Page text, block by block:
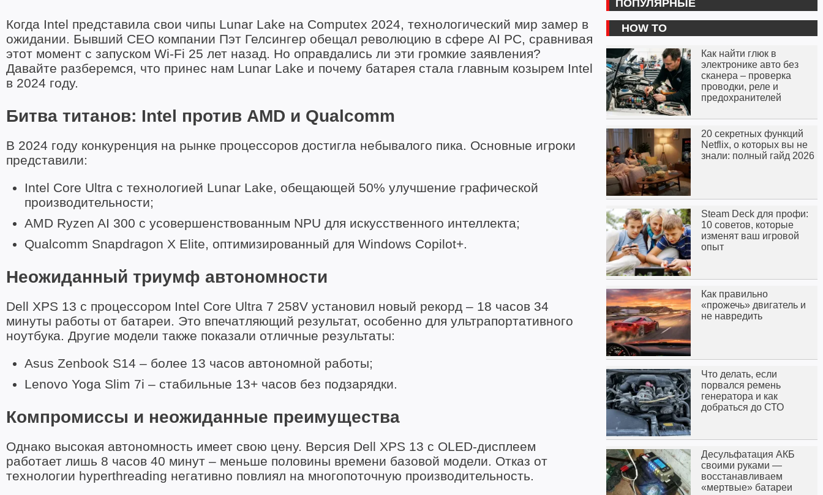
Когда Intel представила свои чипы Lunar Lake на Computex 2024, технологический мир замер в
ожидании. Бывший CEO компании Пэт Гелсингер обещал революцию в сфере AI PC, сравнивая
этот момент с запуском Wi-Fi 25 лет назад. Но оправдались ли эти громкие заявления?
Давайте разберемся, что принес нам Lunar Lake и почему батарея стала главным козырем Intel
в 2024 году.
Битва титанов: Intel против AMD и Qualcomm
В 2024 году конкуренция на рынке процессоров достигла небывалого пика. Основные игроки
представили:
Intel Core Ultra с технологией Lunar Lake, обещающей 50% улучшение графической
производительности;
AMD Ryzen AI 300 с усовершенствованным NPU для искусственного интеллекта;
Qualcomm Snapdragon X Elite, оптимизированный для Windows Copilot+.
Неожиданный триумф автономности
Dell XPS 13 с процессором Intel Core Ultra 7 258V установил новый рекорд – 18 часов 34
минуты работы от батареи. Это впечатляющий результат, особенно для ультрапортативного
ноутбука. Другие модели также показали отличные результаты:
Asus Zenbook S14 – более 13 часов автономной работы;
Lenovo Yoga Slim 7i – стабильные 13+ часов без подзарядки.
Компромиссы и неожиданные преимущества
Однако высокая автономность имеет свою цену. Версия Dell XPS 13 с OLED-дисплеем
работает лишь 8 часов 40 минут – меньше половины времени базовой модели. Отказ от
технологии hyperthreading негативно повлиял на многопоточную производительность.
ПОПУЛЯРНЫЕ
HOW TO
Как найти глюк в
электронике авто без
сканера – проверка
проводки, реле и
предохранителей
20 секретных функций
Netflix, о которых вы не
знали: полный гайд 2026
Steam Deck для профи:
10 советов, которые
изменят ваш игровой
опыт
Как правильно
«прожечь» двигатель и
не навредить
Что делать, если
порвался ремень
генератора и как
добраться до СТО
Десульфатация АКБ
своими руками —
восстанавливаем
«мертвые» батареи